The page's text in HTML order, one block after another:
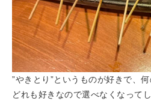
”やきとり”というものが好きで、
どれも好きなので選べなくなって